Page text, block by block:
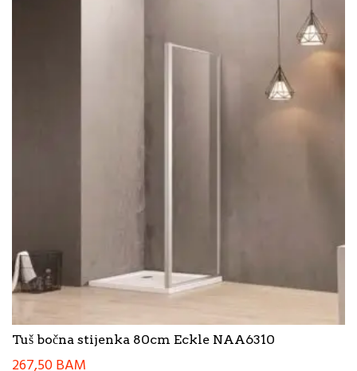
Tuš bočna stijenka 80cm Eckle NAA6310
267,50BAM